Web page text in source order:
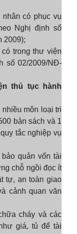
có phục vụ
Nghị định số
2009);
trong thư viện
số 02/2009/NĐ-
thủ tục hành
môn loại tri
bản sách và 1
tắc nghiệp vụ
quản vốn tài
chỗ ngồi đọc ít
tự, an toàn giao
cảnh quan văn
cháy và các
giá, tủ để tài